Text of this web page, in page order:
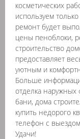
косметических
используем
ремонт будет
цены пеноблоки,
строительство
предоставляет
уютным и
Больше
отделка наружных
бани, дома
купить недорого
телефон с
Удачи!